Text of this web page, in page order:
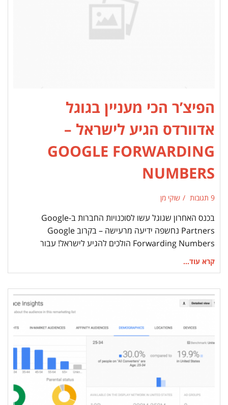
הפיצ’ר הכי מעניין בגוגל
אדוורדס הגיע לישראל –
GOOGLE FORWARDING
NUMBERS
9 תגובות שוקי מן
בכנס האחרון שגוגל עשו לסוכנויות החברות ב-Google
Partners נחשפה ידיעה מרעישה – בקרוב Google
Forwarding Numbers הולכים להגיע לישראל! עבור
קרא עוד...